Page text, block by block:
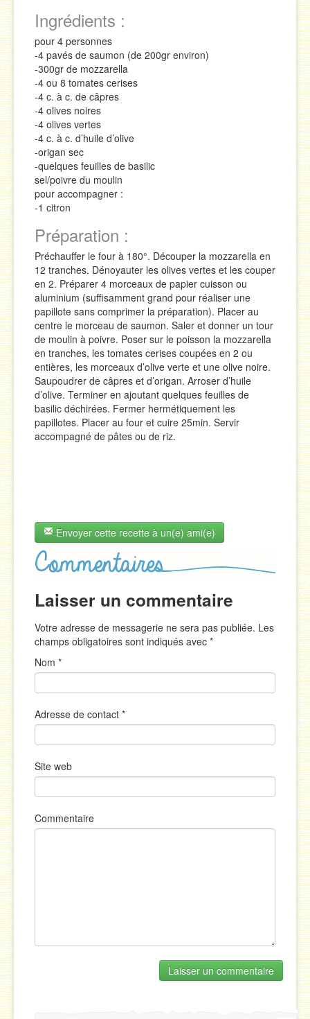
Ingrédients :
pour 4 personnes
-4 pavés de saumon (de 200gr environ)
-300gr de mozzarella
-4 ou 8 tomates cerises
-4 c. à c. de câpres
-4 olives noires
-4 olives vertes
-4 c. à c. d’huile d’olive
-origan sec
-quelques feuilles de basilic
sel/poivre du moulin
pour accompagner :
-1 citron
Préparation :
Préchauffer le four à 180°. Découper la mozzarella en
12 tranches. Dénoyauter les olives vertes et les couper
en 2. Préparer 4 morceaux de papier cuisson ou
aluminium (suffisamment grand pour réaliser une
papillote sans comprimer la préparation). Placer au
centre le morceau de saumon. Saler et donner un tour
de moulin à poivre. Poser sur le poisson la mozzarella
en tranches, les tomates cerises coupées en 2 ou
entières, les morceaux d’olive verte et une olive noire.
Saupoudrer de câpres et d’origan. Arroser d’huile
d’olive. Terminer en ajoutant quelques feuilles de
basilic déchirées. Fermer hermétiquement les
papillotes. Placer au four et cuire 25min. Servir
accompagné de pâtes ou de riz.
Envoyer cette recette à un(e) ami(e)
Laisser un commentaire
Votre adresse de messagerie ne sera pas publiée. Les
champs obligatoires sont indiqués avec *
Nom *
Adresse de contact *
Site web
Commentaire